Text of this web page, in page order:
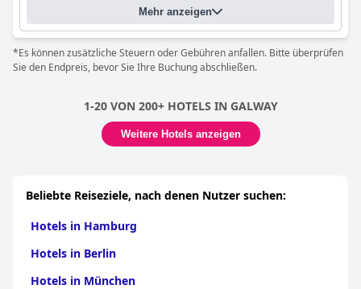
zentral und leicht erreichbar gelobt. Insgesamt ist das
Park Hoteleine fantastische Wahl für einen komfortablen und
angenehmen Aufenthalt in Galway.
Mehr anzeigen
*Es können zusätzliche Steuern oder Gebühren anfallen. Bitte überprüfen
Sie den Endpreis, bevor Sie Ihre Buchung abschließen.
1-20 VON 200+ HOTELS IN GALWAY
Weitere Hotels anzeigen
Beliebte Reiseziele, nach denen Nutzer suchen:
Hotels in Hamburg
Hotels in Berlin
Hotels in München